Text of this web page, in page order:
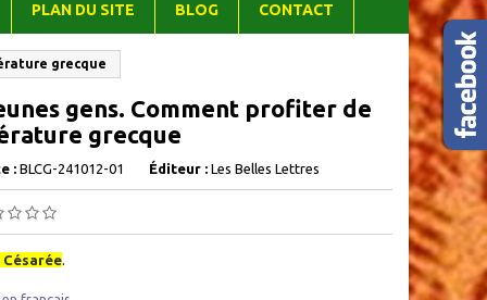
PLAN DU SITE BLOG CONTACT
grecque
gens. Comment profiter de
grecque
: BLCG-241012-01 Éditeur : Les Belles Lettres
Césarée.